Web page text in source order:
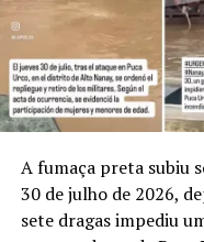
cultura digital no
DON'T MISS
Fauna do Acre entra
ameaçadas de
do Paraná. As
representam cerca de
estadual. Alterações
podem, portanto,
agricultura, a criação
energia.
A conexão ocorre
transporte de
A fumaça preta subiu
30 de julho de 2026,
sete dragas impediu